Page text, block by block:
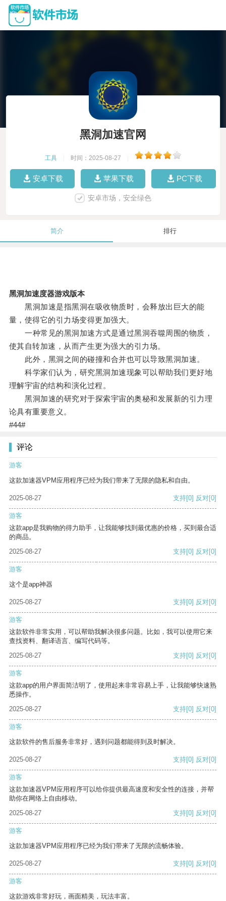
黑洞加速官网
工具 时间：2025-08-27
安卓下载 苹果下载 PC下载
安卓市场，安全绿色
简介 排行
黑洞加速度器游戏版本
黑洞加速是指黑洞在吸收物质时，会释放出巨大的能
量，使得它的引力场变得更加强大。
一种常见的黑洞加速方式是通过黑洞吞噬周围的物质，
使其自转加速，从而产生更为强大的引力场。
此外，黑洞之间的碰撞和合并也可以导致黑洞加速。
科学家们认为，研究黑洞加速现象可以帮助我们更好地
理解宇宙的结构和演化过程。
黑洞加速的研究对于探索宇宙的奥秘和发展新的引力理
论具有重要意义。
#44#
评论
游客
这款加速器VPM应用程序已经为我们带来了无限的隐私和自由。
2025-08-27 支持[0] 反对[0]
游客
这款app是我购物的得力助手，让我能够找到最优惠的价格，买到最合适
的商品。
2025-08-27
支持[0] 反对[0]
游客
这个是app神器
2025-08-27 支持[0] 反对[0]
游客
这款软件非常实用，可以帮助我解决很多问题。比如，我可以使用它来
查找资料、翻译语言、编写代码等。
2025-08-27
支持[0] 反对[0]
游客
这款app的用户界面简洁明了，使用起来非常容易上手，让我能够快速熟
悉操作。
2025-08-27
支持[0] 反对[0]
游客
这款软件的售后服务非常好，遇到问题都能得到及时解决。
2025-08-27 支持[0] 反对[0]
游客
这款加速器VPM应用程序可以给你提供最高速度和安全性的连接，并帮
助你在网络上自由移动。
2025-08-27
支持[0] 反对[0]
游客
这款加速器VPM应用程序已经为我们带来了无限的流畅体验。
2025-08-27 支持[0] 反对[0]
游客
这款游戏非常好玩，画面精美，玩法丰富。